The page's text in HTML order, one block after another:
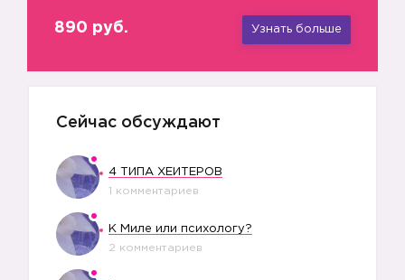
890 руб. Узнать больше
Сейчас обсуждают
4 ТИПА ХЕЙТЕРОВ
1 комментариев
К Миле или психологу?
2 комментариев